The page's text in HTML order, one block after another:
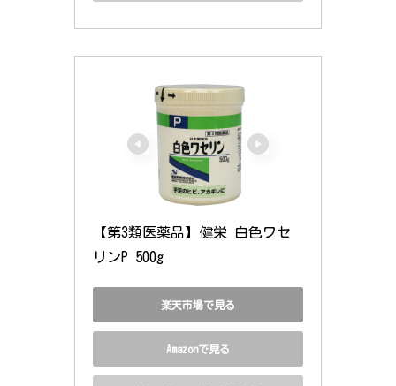
【第3類医薬品】健栄 白色ワセ
リンP 500g
楽天市場で見る
Amazonで見る